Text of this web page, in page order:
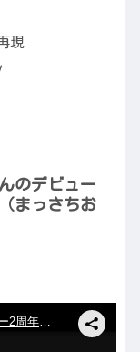
現
んのデビュー
まっさちお